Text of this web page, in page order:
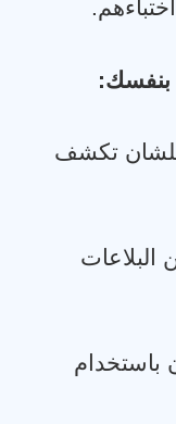
.
بنفسك:
تكشف
البلاعات